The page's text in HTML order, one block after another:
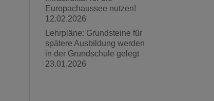
Europachaussee nutzen!
12.02.2026
Lehrpläne: Grundsteine für
spätere Ausbildung werden
in der Grundschule gelegt
23.01.2026